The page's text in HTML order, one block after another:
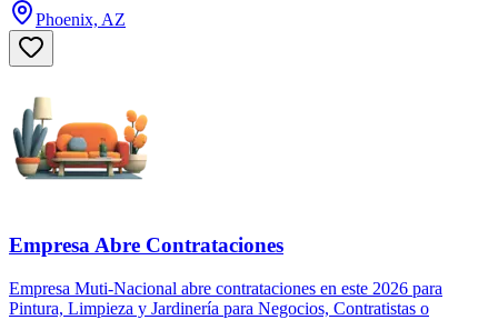
Phoenix, AZ
Empresa Abre Contrataciones
Empresa Muti-Nacional abre contrataciones en este 2026 para
Pintura, Limpieza y Jardinería para Negocios, Contratistas o